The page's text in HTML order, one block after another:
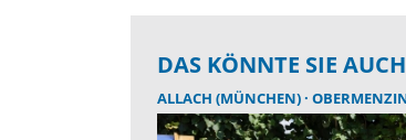
DAS KÖNNTE SIE
ALLACH (MÜNCHEN)